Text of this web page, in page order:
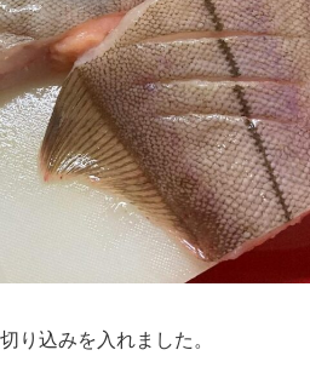
り込みを入れました。